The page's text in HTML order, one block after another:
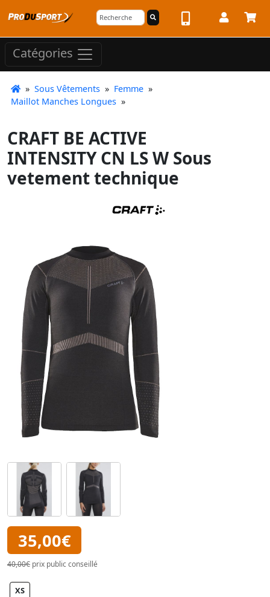
Catégories
» Sous Vêtements » Femme »
Maillot Manches Longues »
CRAFT BE ACTIVE
INTENSITY CN LS W Sous
vetement technique
35,00€
40,00€ prix public conseillé
XS